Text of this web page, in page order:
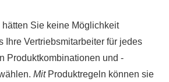
Sie keine Möglichkeit
Ihre Vertriebsmitarbeiter für jedes
Produktkombinationen und -
MitProduktregeln können sie